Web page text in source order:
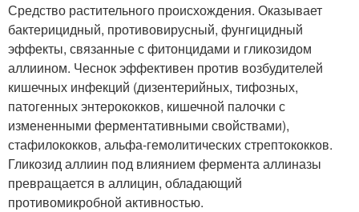
Средство растительного происхождения. Оказывает
бактерицидный, противовирусный, фунгицидный
эффекты, связанные с фитонцидами и гликозидом
аллиином. Чеснок эффективен против возбудителей
кишечных инфекций (дизентерийных, тифозных,
патогенных энтерококков, кишечной палочки с
измененными ферментативными свойствами),
стафилококков, альфа-гемолитических стрептококков.
Гликозид аллиин под влиянием фермента аллиназы
превращается в аллицин, обладающий
противомикробной активностью.